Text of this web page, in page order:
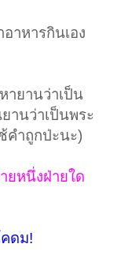
าหารกินเอง
ายานว่าเป็น
านว่าเป็นพระ
คำถูกป่ะนะ)
ยหนึ่งฝ่ายใด
ดม!